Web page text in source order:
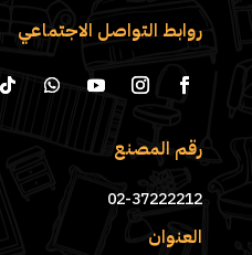
روابط التواصل الاجتماعي
رقم المصنع
02-37222212
العنوان